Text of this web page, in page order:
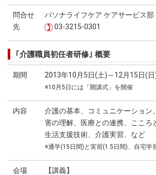
問合せ
先
パソナライフケア ケアサービス部
03-3215-0301
｢介護職員初任者研修｣ 概要
期間 2013年10月5日(土)～12月15日(日
※10月5日には「開講式」を開催
内容
介護の基本、コミュニケーション
害の理解、医療との連携、こころ
生活支援技術、介護実習、など
※通学(15日間)と実習(1.5日間)、自宅学
会場
【講義】